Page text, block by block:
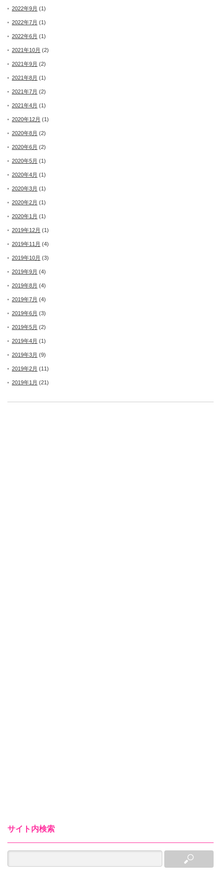
2022年9月 (1)
2022年7月 (1)
2022年6月 (1)
2021年10月 (2)
2021年9月 (2)
2021年8月 (1)
2021年7月 (2)
2021年4月 (1)
2020年12月 (1)
2020年8月 (2)
2020年6月 (2)
2020年5月 (1)
2020年4月 (1)
2020年3月 (1)
2020年2月 (1)
2020年1月 (1)
2019年12月 (1)
2019年11月 (4)
2019年10月 (3)
2019年9月 (4)
2019年8月 (4)
2019年7月 (4)
2019年6月 (3)
2019年5月 (2)
2019年4月 (1)
2019年3月 (9)
2019年2月 (11)
2019年1月 (21)
サイト内検索